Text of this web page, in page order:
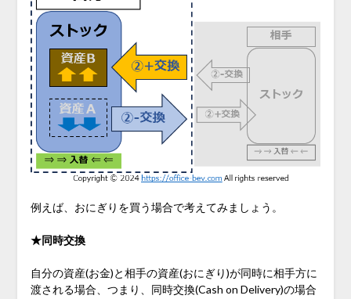
例えば、おにぎりを買う場合で考えてみましょう。
★同時交換
自分の資産(お金)と相手の資産(おにぎり)が同時に相手方に
渡される場合、つまり、同時交換(Cash on Delivery)の場合